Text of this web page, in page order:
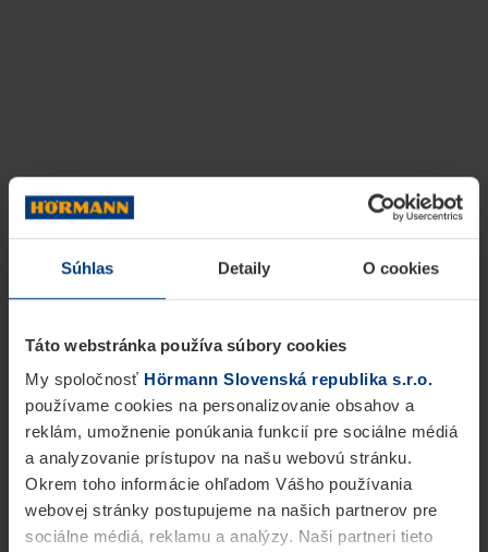
Súhlas Detaily O cookies
Táto webstránka používa súbory cookies
My spoločnosť Hörmann Slovenská republika s.r.o.
používame cookies na personalizovanie obsahov a
reklám, umožnenie ponúkania funkcií pre sociálne médiá
a analyzovanie prístupov na našu webovú stránku.
Okrem toho informácie ohľadom Vášho používania
webovej stránky postupujeme na našich partnerov pre
sociálne médiá, reklamu a analýzy. Naši partneri tieto